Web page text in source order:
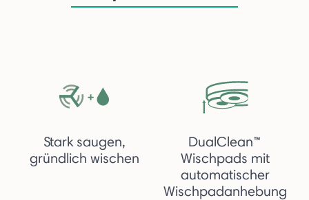
Stark saugen,
gründlich wischen
DualClean™
Wischpads mit
automatischer
Wischpadanhebung